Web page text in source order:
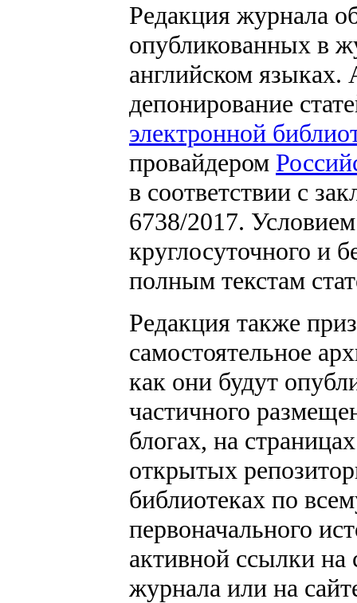
Редакция журнала
опубликованных в
английском языках.
депонирование
электронной
провайдером
в соответствии с
6738/2017.
круглосуточного и
полным текстам
Редакция также
самостоятельное
как они будут
частичного
блогах, на
открытых
библиотеках по
первоначального
активной ссылки на
журнала или на